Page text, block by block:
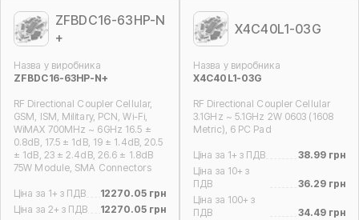
ZFBDC16-63HP-N
+
Назва у виробника
ZFBDC16-63HP-N+
RF Directional Coupler Cellular,
GSM, ISM, Military, PCN, Wi-Fi,
WiMAX 700MHz ~ 6GHz 16.5 ±
0.8dB, 17.5 ± 1dB, 19 ± 1.4dB, 20.5
± 1dB, 23 ± 2.4dB, 26.6 ± 1.8dB
75W Module, SMA Connectors
Ціна за 1+ з ПДВ
12270.05 грн
Ціна за 2+ з ПДВ
12270.05 грн
X4C40L1-03G
Назва у виробника
X4C40L1-03G
RF Directional Coupler Cellular
3.1GHz ~ 5.1GHz 2W 0603 (1608
Metric), 6 PC Pad
Ціна за 1+ з ПДВ
38.99 грн
Ціна за 10+ з
ПДВ
36.29 грн
Ціна за 100+ з
ПДВ
34.49 грн